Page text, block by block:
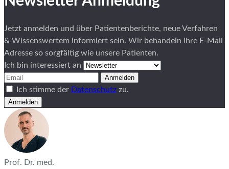
Jetzt anmelden und über Patientenberichte, neue Verfahren
& Wissenswertem informiert sein. Wir behandeln Ihre E-Mail
Adresse so sorgfältig wie unsere Patienten.
Ich bin interessiert an
Anmelden
Ich stimme der Datenschutz zu.
Anmelden
Prof. Dr. med.